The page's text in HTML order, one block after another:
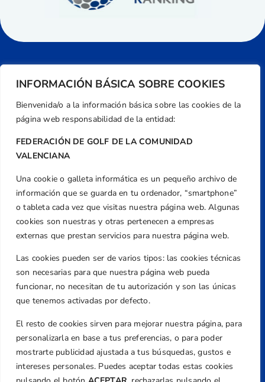
INFORMACIÓN BÁSICA SOBRE COOKIES
Bienvenida/o a la información básica sobre las cookies de la
página web responsabilidad de la entidad:
FEDERACIÓN DE GOLF DE LA COMUNIDAD
VALENCIANA
Una cookie o galleta informática es un pequeño archivo de
información que se guarda en tu ordenador, “smartphone”
o tableta cada vez que visitas nuestra página web. Algunas
cookies son nuestras y otras pertenecen a empresas
externas que prestan servicios para nuestra página web.
Las cookies pueden ser de varios tipos: las cookies técnicas
son necesarias para que nuestra página web pueda
funcionar, no necesitan de tu autorización y son las únicas
que tenemos activadas por defecto.
El resto de cookies sirven para mejorar nuestra página, para
personalizarla en base a tus preferencias, o para poder
mostrarte publicidad ajustada a tus búsquedas, gustos e
intereses personales. Puedes aceptar todas estas cookies
Dirección
Centre de L´Esport, Carrer d'Isaac Peral i
Caballero, Nº 5, Despachos 2 y 3, 46980,
Valencia
Teléfono
+34 961 367 799
Email
federacion@golfcv.com
Aviso Legal
Política de Privacidad
Transparencia